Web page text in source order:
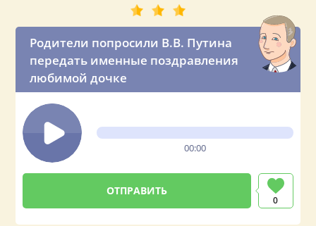
Родители попросили В.В. Путина
передать именные поздравления
любимой дочке
00:00
0